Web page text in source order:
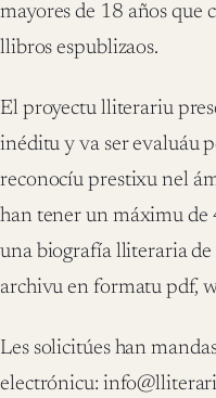
mayores de 18 años que
llibros espublizaos.
El proyectu lliterariu
inéditu y va ser evaluáu
reconocíu prestixu nel
han tener un máximu de
una biografía lliteraria de
archivu en formatu pdf,
Les solicitúes han
electrónicu: